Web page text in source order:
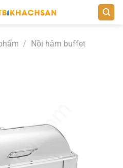
/ Nồi hâm buffet